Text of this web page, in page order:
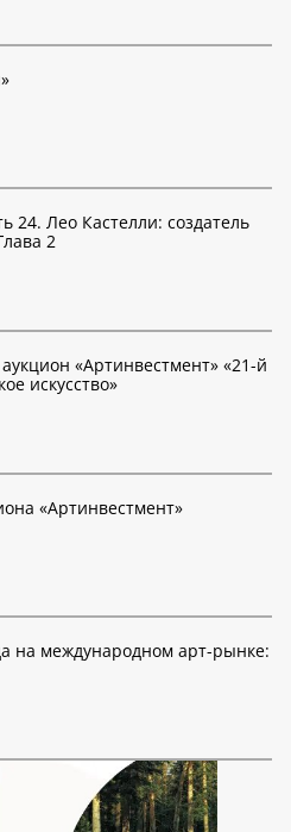
24. Лео Кастелли: создатель
2
«Артинвестмент» «21-й
искусство»
«Артинвестмент»
на международном арт-рынке: